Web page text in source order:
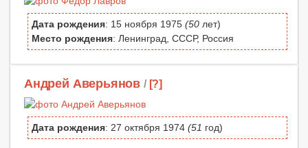
Дата рождения: 15 ноября 1975 (50 лет)
Место рождения: Ленинград, СССР, Россия
Андрей Аверьянов / [?]
Дата рождения: 27 октября 1974 (51 год)